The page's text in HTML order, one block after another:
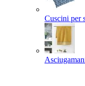
Cuscini per